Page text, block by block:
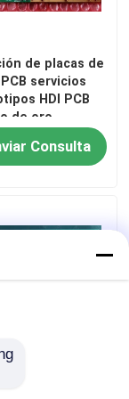
de placas de
servicios
HDI PCB
de oro
Consulta